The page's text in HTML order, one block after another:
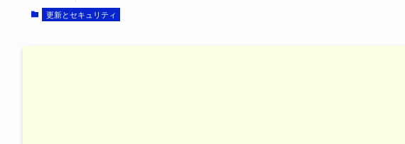
更新とセキュリティ